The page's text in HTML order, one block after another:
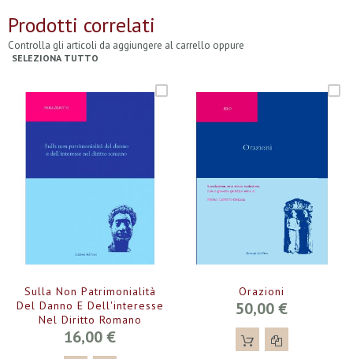
Prodotti correlati
Controlla gli articoli da aggiungere al carrello oppure
SELEZIONA TUTTO
Sulla Non Patrimonialità
Del Danno E Dell'interesse
Nel Diritto Romano
16,00 €
Orazioni
50,00 €